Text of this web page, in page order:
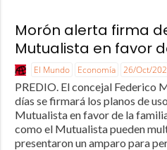
Morón alerta firma
Mutualista en favor
El Mundo Economía 26/Oct/
PREDIO. El concejal Federico
días se firmará los planos de
Mutualista en favor de la
como el Mutualista pueden
presentaron un amparo para